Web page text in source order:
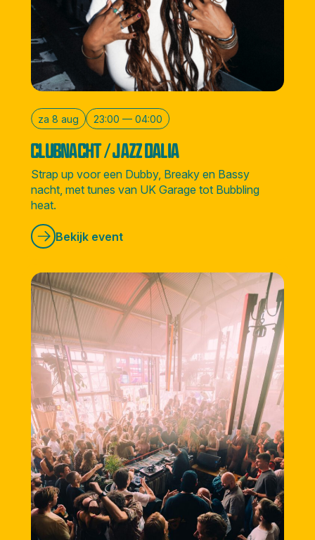
za 8 aug 23:00 — 04:00
CLUBNACHT / JAZZ DALIA
Strap up voor een Dubby, Breaky en Bassy
nacht, met tunes van UK Garage tot Bubbling
heat.
Bekijk event